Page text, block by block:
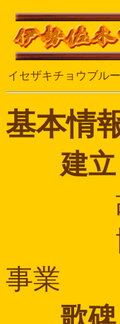
イセザキチョウブル
基本情
建立
故青
協同
事業
歌碑